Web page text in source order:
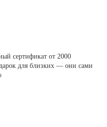
сертификат от 2000
для близких — они сами